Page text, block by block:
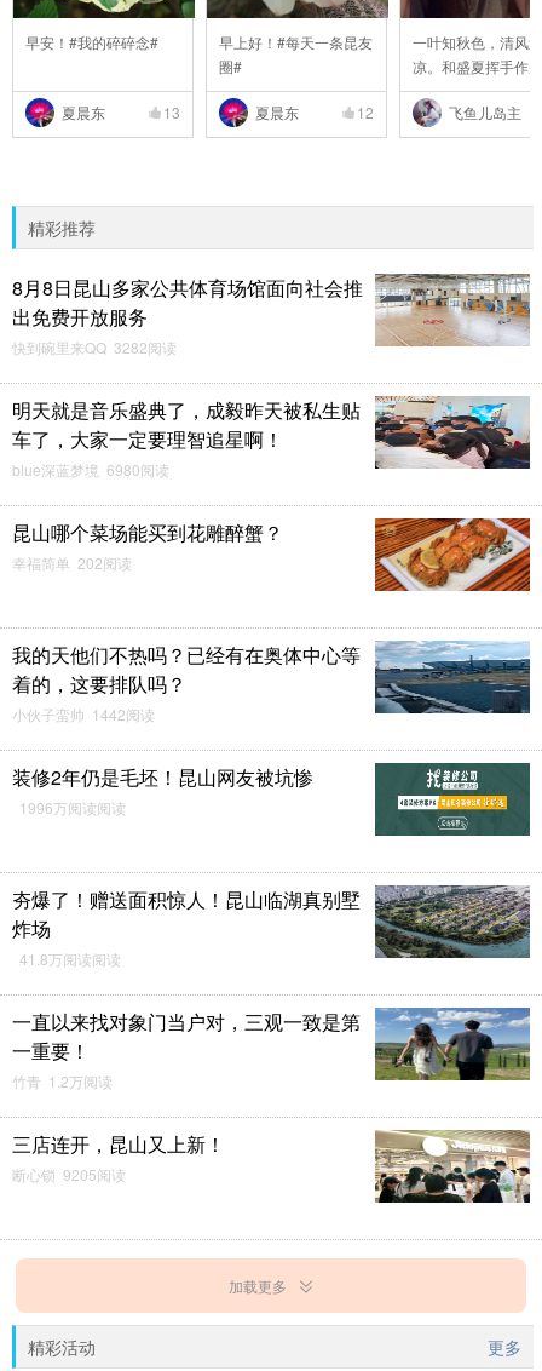
早安！#我的碎碎念#
夏晨东 13
早上好！#每天一条昆友
圈#
夏晨东 12
一叶知秋色，清风
凉。和盛夏挥手作
..
飞鱼儿岛主
精彩推荐
8月8日昆山多家公共体育场馆面向社会推
出免费开放服务
快到碗里来QQ 3282阅读
明天就是音乐盛典了，成毅昨天被私生贴
车了，大家一定要理智追星啊！
blue深蓝梦境 6980阅读
昆山哪个菜场能买到花雕醉蟹？
幸福简单 202阅读
我的天他们不热吗？已经有在奥体中心等
着的，这要排队吗？
小伙子蛮帅 1442阅读
装修2年仍是毛坯！昆山网友被坑惨
1996万阅读阅读
夯爆了！赠送面积惊人！昆山临湖真别墅
炸场
41.8万阅读阅读
一直以来找对象门当户对，三观一致是第
一重要！
竹青 1.2万阅读
三店连开，昆山又上新！
断心锁 9205阅读
加载更多
精彩活动 更多